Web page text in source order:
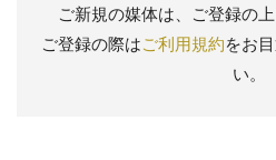
ご新規の媒体は、ご登録の
ご登録の際はご利用規約をお
い。